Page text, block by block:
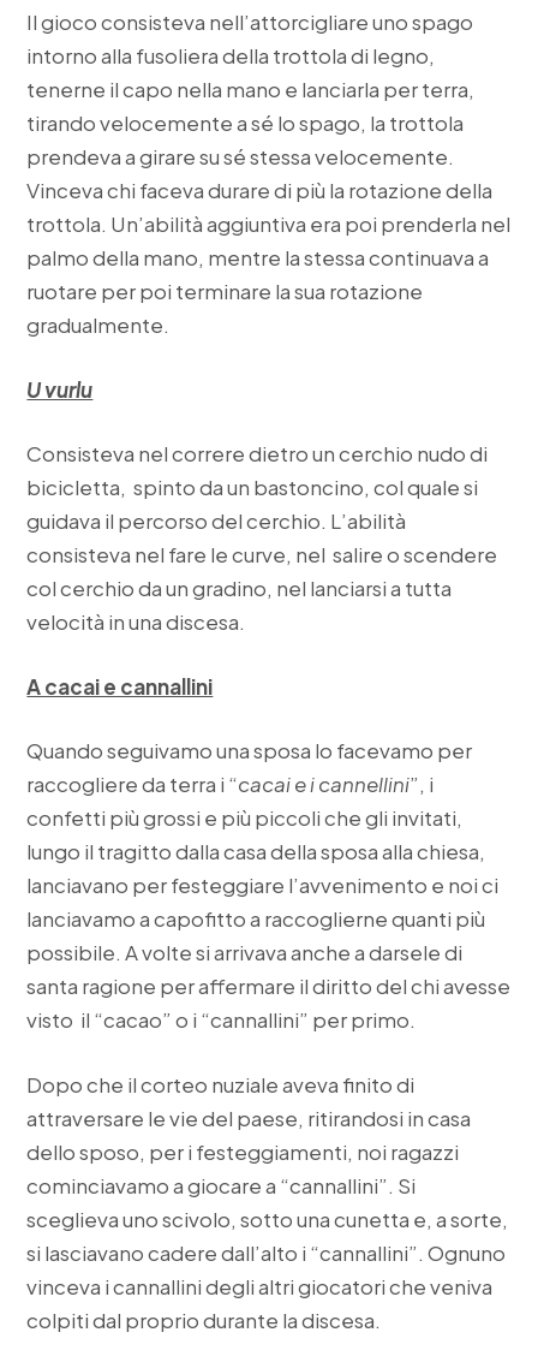
Il gioco consisteva nell’attorcigliare uno spago
intorno alla fusoliera della trottola di legno,
tenerne il capo nella mano e lanciarla per terra,
tirando velocemente a sé lo spago, la trottola
prendeva a girare su sé stessa velocemente.
Vinceva chi faceva durare di più la rotazione della
trottola. Un’abilità aggiuntiva era poi prenderla nel
palmo della mano, mentre la stessa continuava a
ruotare per poi terminare la sua rotazione
gradualmente.
U vurlu
Consisteva nel correre dietro un cerchio nudo di
bicicletta, spinto da un bastoncino, col quale si
guidava il percorso del cerchio. L’abilità
consisteva nel fare le curve, nel salire o scendere
col cerchio da un gradino, nel lanciarsi a tutta
velocità in una discesa.
A cacai e cannallini
Quando seguivamo una sposa lo facevamo per
raccogliere da terra i “cacai e i cannellini”, i
confetti più grossi e più piccoli che gli invitati,
lungo il tragitto dalla casa della sposa alla chiesa,
lanciavano per festeggiare l’avvenimento e noi ci
lanciavamo a capofitto a raccoglierne quanti più
possibile. A volte si arrivava anche a darsele di
santa ragione per affermare il diritto del chi avesse
visto il “cacao” o i “cannallini” per primo.
Dopo che il corteo nuziale aveva finito di
attraversare le vie del paese, ritirandosi in casa
dello sposo, per i festeggiamenti, noi ragazzi
cominciavamo a giocare a “cannallini”. Si
sceglieva uno scivolo, sotto una cunetta e, a sorte,
si lasciavano cadere dall’alto i “cannallini”. Ognuno
vinceva i cannallini degli altri giocatori che veniva
colpiti dal proprio durante la discesa.